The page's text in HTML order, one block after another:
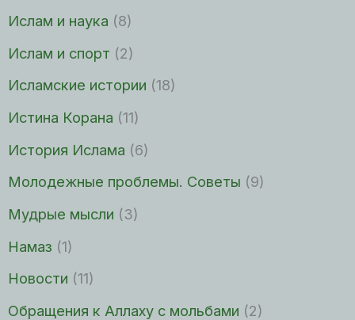
Ислам и наука (8)
Ислам и спорт (2)
Исламские истории (18)
Истина Корана (11)
История Ислама (6)
Молодежные проблемы. Советы (9)
Мудрые мысли (3)
Намаз (1)
Новости (11)
Обращения к Аллаху с мольбами (2)